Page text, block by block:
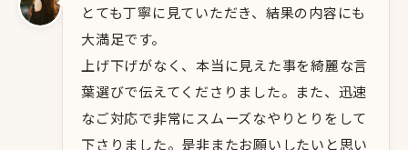
とても丁寧に見ていただき、結果の内容にも
大満足です。
上げ下げがなく、本当に見えた事を綺麗な言
葉選びで伝えてくださりました。また、迅速
なご対応で非常にスムーズなやりとりをして
下さりました。是非またお願いしたいと思い